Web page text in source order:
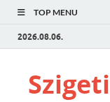
TOP MENU
2026.08.06.